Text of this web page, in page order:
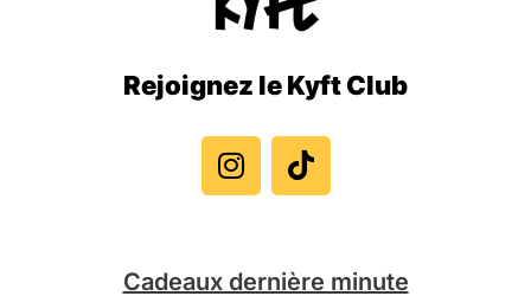
Rejoignez le Kyft Club
n
s
t
i
k
t
Cadeaux dernière minute